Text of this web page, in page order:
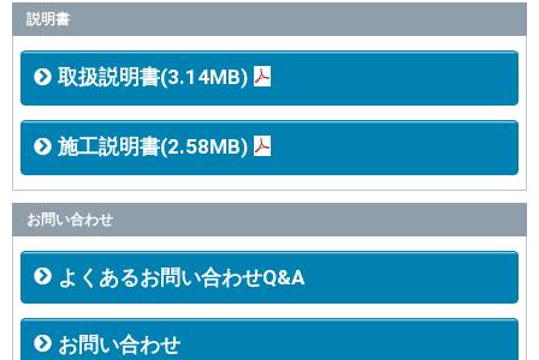
説明書
取扱説明書(3.14MB)
施工説明書(2.58MB)
お問い合わせ
よくあるお問い合わせQ&A
お問い合わせ